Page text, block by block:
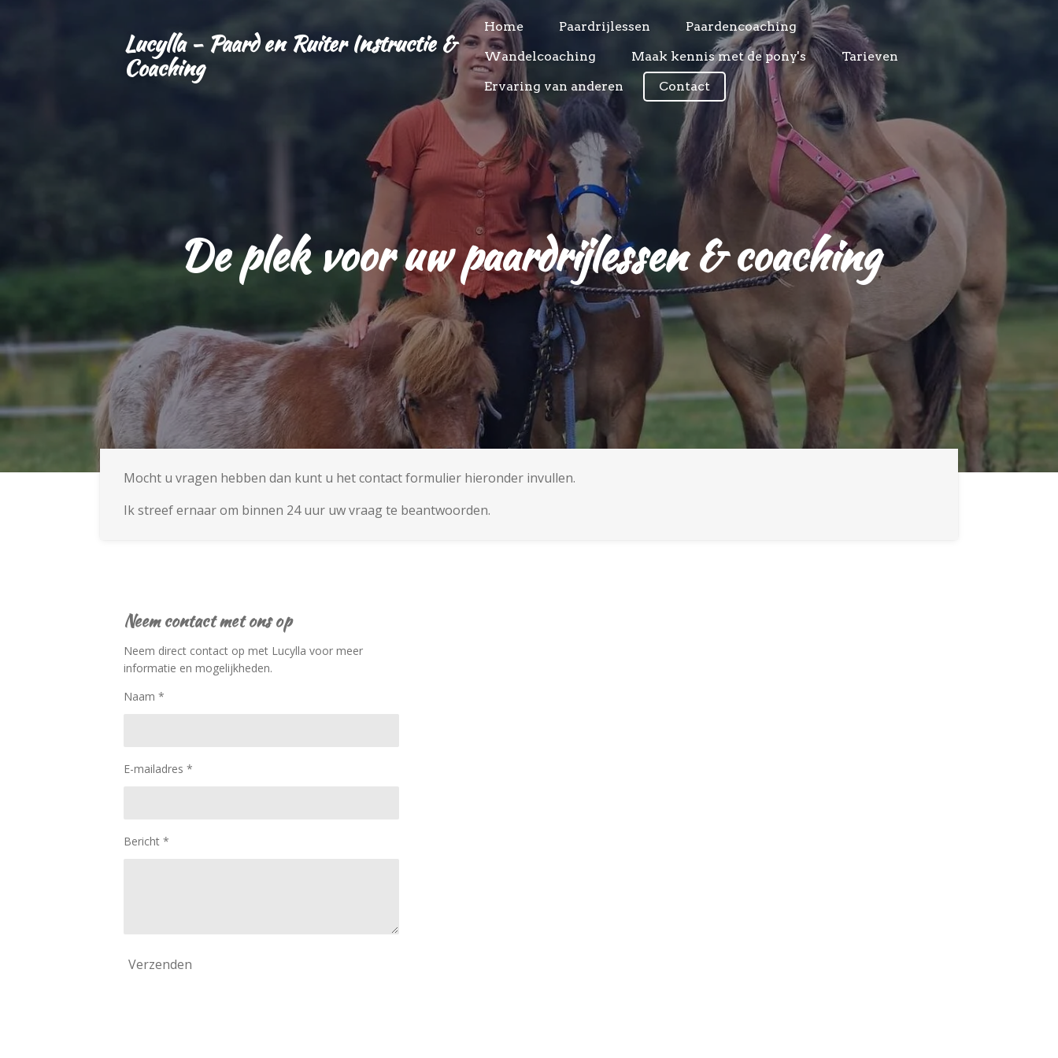
Lucylla - Paard en Ruiter Instructie &
Coaching
Home Paardrijlessen
Paardencoaching
Wandelcoaching
Maak kennis met de pony's
Tarieven
Ervaring van anderen
Contact
De plek voor uw paardrijlessen & coaching
Mocht u vragen hebben dan kunt u het contact formulier hieronder invullen.
Ik streef ernaar om binnen 24 uur uw vraag te beantwoorden.
Neem contact met ons op
Neem direct contact op met Lucylla voor meer
informatie en mogelijkheden.
Naam *
E-mailadres *
Bericht *
Verzenden